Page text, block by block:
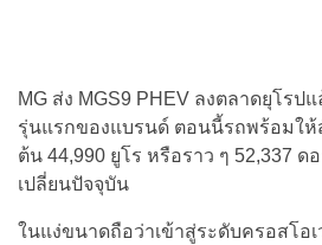
MG ส่ง MGS9 PHEV ลงตลาดยุโรป
รุ่นแรกของแบรนด์ ตอนนี้รถพร้อมให้
ต้น 44,990 ยูโร หรือราว ๆ 52,337
เปลี่ยนปัจจุบัน
ในแง่ขนาดถือว่าเข้าสู่ระดับครอสโอ